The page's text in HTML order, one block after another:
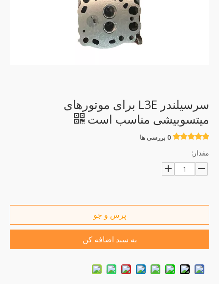
سرسیلندر L3E برای موتورهای
میتسوبیشی مناسب است
0 بررسی ها
مقدار:
پرس و جو
به سبد اضافه کن